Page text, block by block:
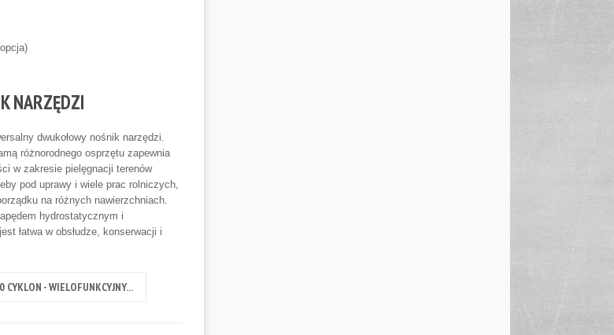
NARZĘDZI
dwukołowy nośnik narzędzi.
różnorodnego osprzętu zapewnia
w zakresie pielęgnacji terenów
pod uprawy i wiele prac rolniczych,
na różnych nawierzchniach.
hydrostatycznym i
łatwa w obsłudze, konserwacji i
CYKLON - WIELOFUNKCYJNY...